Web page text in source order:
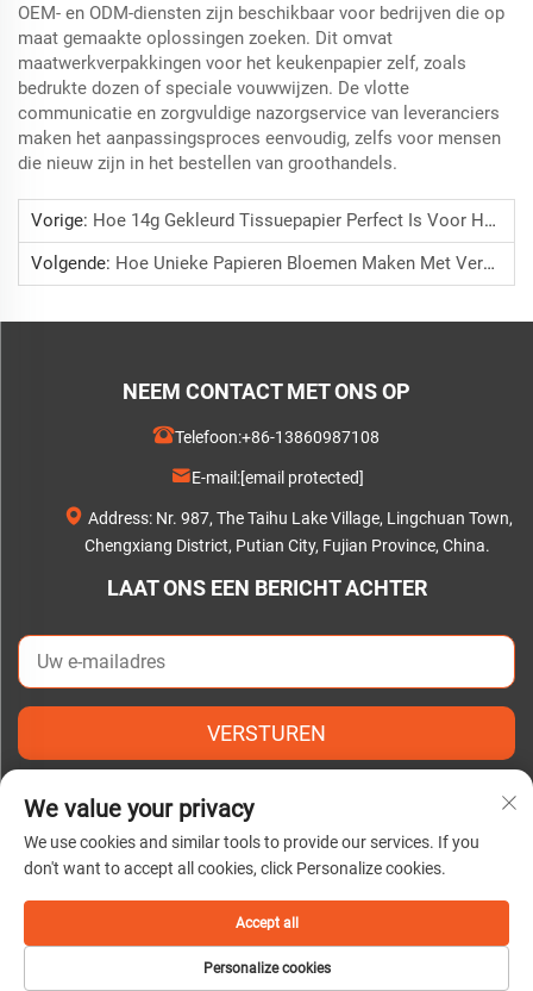
OEM- en ODM-diensten zijn beschikbaar voor bedrijven die op
maat gemaakte oplossingen zoeken. Dit omvat
maatwerkverpakkingen voor het keukenpapier zelf, zoals
bedrukte dozen of speciale vouwwijzen. De vlotte
communicatie en zorgvuldige nazorgservice van leveranciers
maken het aanpassingsproces eenvoudig, zelfs voor mensen
die nieuw zijn in het bestellen van groothandels.
Vorige: Hoe 14g Gekleurd Tissuepapier Perfect Is Voor Het Inpakken Van Lichtgewicht Kleding
Volgende: Hoe Unieke Papieren Bloemen Maken Met Verschillende Tinten Gekleurd Tissuepapier
NEEM CONTACT MET ONS OP
Telefoon:+86-13860987108
E-mail:[email protected]
Address: Nr. 987, The Taihu Lake Village, Lingchuan Town,
Chengxiang District, Putian City, Fujian Province, China.
LAAT ONS EEN BERICHT ACHTER
VERSTUREN
Copyright © 2025 door Putian C&Q Paper Co., Ltd. |
Privacybeleid
We value your privacy
We use cookies and similar tools to provide our services. If you
don't want to accept all cookies, click Personalize cookies.
Personalize cookies
Accept all